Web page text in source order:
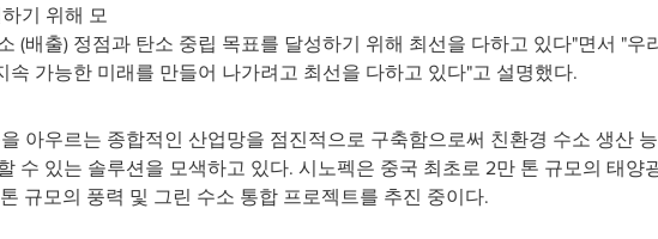
기 위해 모
(배출) 정점과 탄소 중립 목표를 달성하기 위해 최선을 다하고 있다"면서 "우
가능한 미래를 만들어 나가려고 최선을 다하고 있다"고 설명했다.
아우르는 종합적인 산업망을 점진적으로 구축함으로써 친환경 수소 생산
수 있는 솔루션을 모색하고 있다. 시노펙은 중국 최초로 2만 톤 규모의 태양
규모의 풍력 및 그린 수소 통합 프로젝트를 추진 중이다.